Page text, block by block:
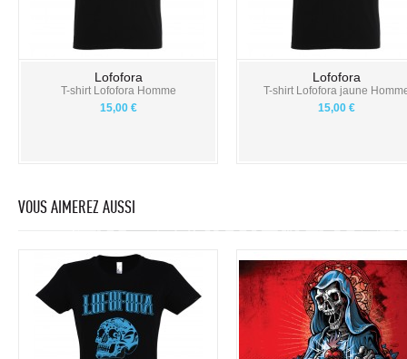
Lofofora
T-shirt Lofofora Homme
15,00 €
Lofofora
T-shirt Lofofora jaune
15,00 €
VOUS AIMEREZ AUSSI